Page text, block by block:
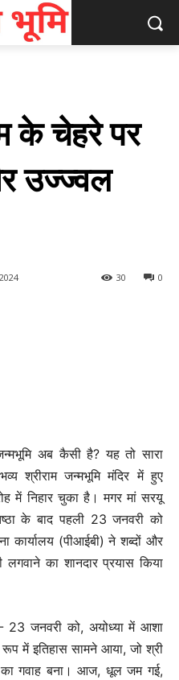
के चेहरे पर
उज्ज्वल
0
30
अब कैसी है? यह तो सारा
श्रीराम जन्मभूमि मंदिर में हुए
में निहार चुका है। मगर मां सरयू
के बाद पहली 23 जनवरी को
कार्यालय (पीआईबी) ने शब्दों और
का शानदार प्रयास किया
23 जनवरी को, अयोध्या में आशा
में इतिहास सामने आया, जो श्री
का गवाह बना। आज, धूल जम गई,